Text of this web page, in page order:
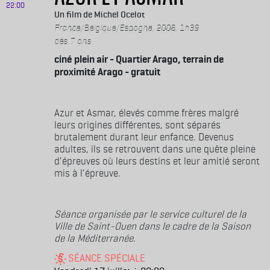
Michel Ocelot
France/Belgique/Espagne, 2006, 1h39
dès 7 ans
ciné plein air - Quartier Arago, terrain de
proximité Arago - gratuit
Azur et Asmar, élevés comme frères malgré
leurs origines différentes, sont séparés
brutalement durant leur enfance. Devenus
adultes, ils se retrouvent dans une quête pleine
d’épreuves où leurs destins et leur amitié seront
mis à l’épreuve.
Séance organisée par le service culturel de la
Ville de Saint-Ouen dans le cadre de la Saison
de la Méditerranée.
SÉANCE SPÉCIALE
22:00